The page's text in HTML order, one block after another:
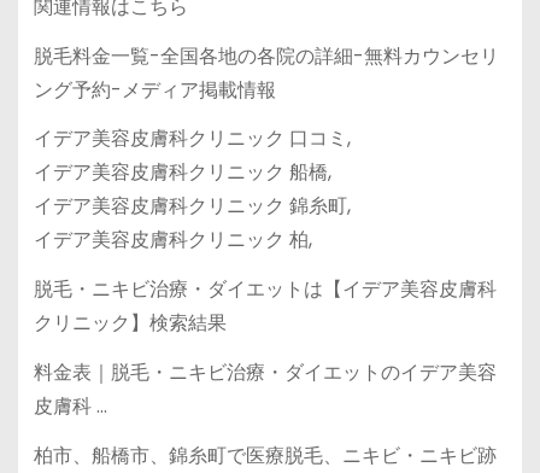
関連情報はこちら
脱毛料金一覧-全国各地の各院の詳細-無料カウンセリ
ング予約-メディア掲載情報
イデア美容皮膚科クリニック 口コミ,
イデア美容皮膚科クリニック 船橋,
イデア美容皮膚科クリニック 錦糸町,
イデア美容皮膚科クリニック 柏,
脱毛・ニキビ治療・ダイエットは【イデア美容皮膚科
クリニック】検索結果
料金表｜脱毛・ニキビ治療・ダイエットのイデア美容
皮膚科 …
柏市、船橋市、錦糸町で医療脱毛、ニキビ・ニキビ跡